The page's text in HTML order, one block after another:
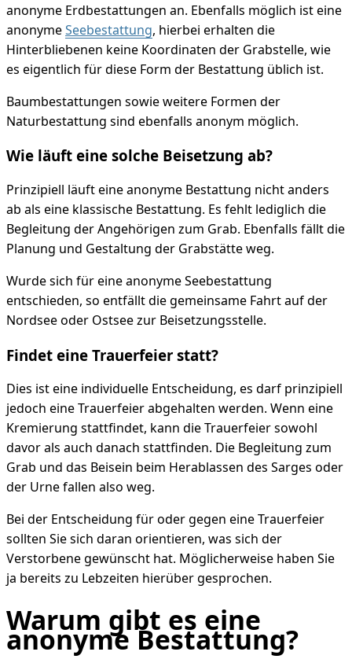
anonyme Erdbestattungen an. Ebenfalls möglich ist eine
anonymeSeebestattung, hierbei erhalten die
Hinterbliebenen keine Koordinaten der Grabstelle, wie
es eigentlich für diese Form der Bestattung üblich ist.
Baumbestattungen sowie weitere Formen der
Naturbestattung sind ebenfalls anonym möglich.
Wie läuft eine solche Beisetzung ab?
Prinzipiell läuft eine anonyme Bestattung nicht anders
ab als eine klassische Bestattung. Es fehlt lediglich die
Begleitung der Angehörigen zum Grab. Ebenfalls fällt die
Planung und Gestaltung der Grabstätte weg.
Wurde sich für eine anonyme Seebestattung
entschieden, so entfällt die gemeinsame Fahrt auf der
Nordsee oder Ostsee zur Beisetzungsstelle.
Findet eine Trauerfeier statt?
Dies ist eine individuelle Entscheidung, es darf prinzipiell
jedoch eine Trauerfeier abgehalten werden. Wenn eine
Kremierung stattfindet, kann die Trauerfeier sowohl
davor als auch danach stattfinden. Die Begleitung zum
Grab und das Beisein beim Herablassen des Sarges oder
der Urne fallen also weg.
Bei der Entscheidung für oder gegen eine Trauerfeier
sollten Sie sich daran orientieren, was sich der
Verstorbene gewünscht hat. Möglicherweise haben Sie
ja bereits zu Lebzeiten hierüber gesprochen.
Warum gibt es eine
anonyme Bestattung?